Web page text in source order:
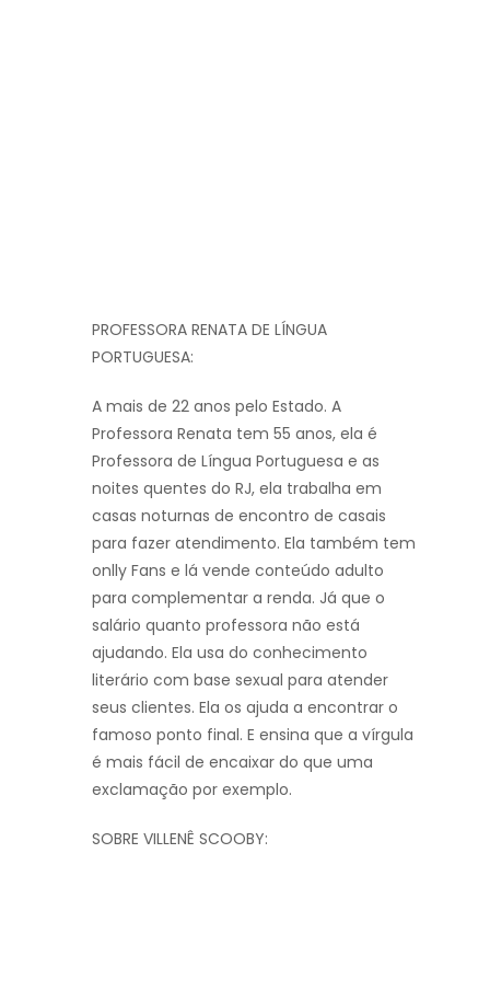
PROFESSORA RENATA DE LÍNGUA
PORTUGUESA:
A mais de 22 anos pelo Estado. A
Professora Renata tem 55 anos, ela é
Professora de Língua Portuguesa e as
noites quentes do RJ, ela trabalha em
casas noturnas de encontro de casais
para fazer atendimento. Ela também tem
onlly Fans e lá vende conteúdo adulto
para complementar a renda. Já que o
salário quanto professora não está
ajudando. Ela usa do conhecimento
literário com base sexual para atender
seus clientes. Ela os ajuda a encontrar o
famoso ponto final. E ensina que a vírgula
é mais fácil de encaixar do que uma
exclamação por exemplo.
SOBRE VILLENÊ SCOOBY: